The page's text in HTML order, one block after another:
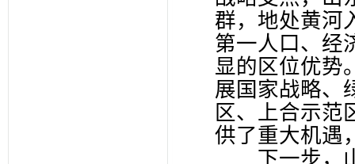
群，地处黄河
第一人口、经
显的区位优势
展国家战略、
区、上合示范
供了重大机遇
下一步，山